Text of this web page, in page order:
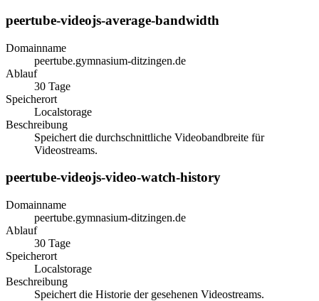
peertube-videojs-average-bandwidth
Domainname
peertube.gymnasium-ditzingen.de
Ablauf
30 Tage
Speicherort
Localstorage
Beschreibung
Speichert die durchschnittliche Videobandbreite für
Videostreams.
peertube-videojs-video-watch-history
Domainname
peertube.gymnasium-ditzingen.de
Ablauf
30 Tage
Speicherort
Localstorage
Beschreibung
Speichert die Historie der gesehenen Videostreams.